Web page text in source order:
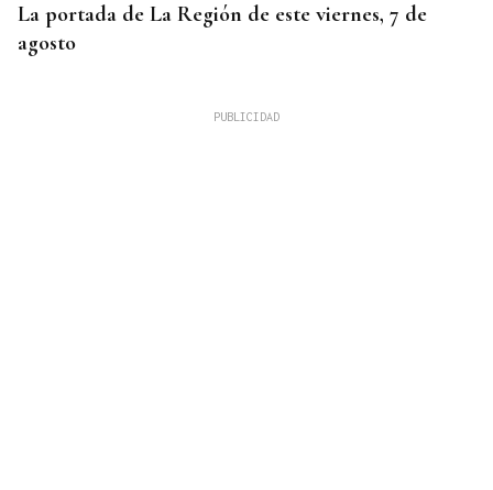
La portada de La Región de este viernes, 7 de
agosto